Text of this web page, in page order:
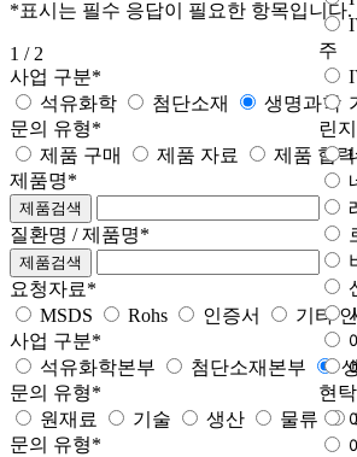
*표시는 필수 응답이 필요한 항목입니다.
1 / 2
사업 구분*
석유화학
첨단소재
생명과학
문의 유형*
제품 구매
제품 자료
제품 협력
제품명*
제품검색
질환명 / 제품명*
제품검색
요청자료*
MSDS
Rohs 인증서
기타
사업 구분*
석유화학본부
첨단소재본부
문의 유형*
원재료
기술 생산 물류
문의 유형*
주
린
현